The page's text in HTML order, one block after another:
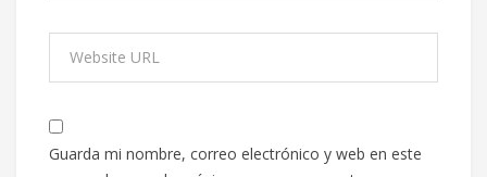
Guarda mi nombre, correo electrónico y web en este